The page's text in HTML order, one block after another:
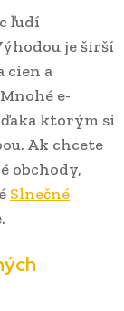
ľudí
je širší
cien a
e-
ktorým si
Ak chcete
obchody,
Slnečné